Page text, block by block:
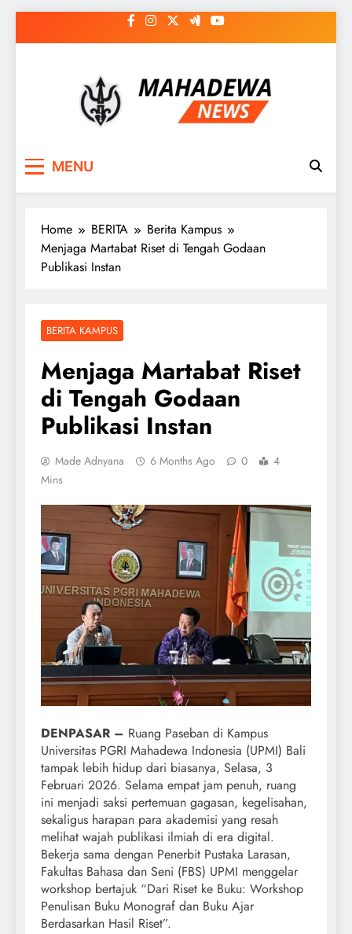
to
MAHADEWA NEWS
MENU
Home BERITA
Berita Kampus
Menjaga Martabat Riset di Tengah Godaan
Publikasi Instan
BERITA KAMPUS
Menjaga Martabat Riset
di Tengah Godaan
Publikasi Instan
Made Adnyana 6 Months Ago 0
4
Mins
DENPASAR – Ruang Paseban di Kampus
Universitas PGRI Mahadewa Indonesia (UPMI) Bali
tampak lebih hidup dari biasanya, Selasa, 3
Februari 2026. Selama empat jam penuh, ruang
ini menjadi saksi pertemuan gagasan, kegelisahan,
sekaligus harapan para akademisi yang resah
melihat wajah publikasi ilmiah di era digital.
Bekerja sama dengan Penerbit Pustaka Larasan,
Fakultas Bahasa dan Seni (FBS) UPMI menggelar
workshop bertajuk “Dari Riset ke Buku: Workshop
Penulisan Buku Monograf dan Buku Ajar
Berdasarkan Hasil Riset”.